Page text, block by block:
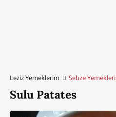
Leziz Yemeklerim Sebze Yemekleri
Sulu Patates